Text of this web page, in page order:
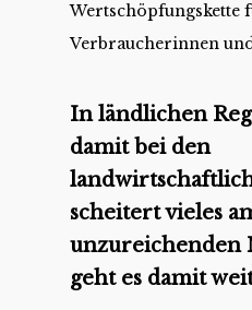
Wertschöpfungskette
Verbraucherinnen
In ländlichen
damit bei den
scheitert vieles
unzureichenden
geht es damit